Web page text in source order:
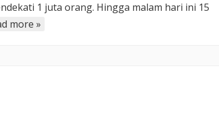
Menuntut
1 juta orang. Hingga malam hari ini 15
more »